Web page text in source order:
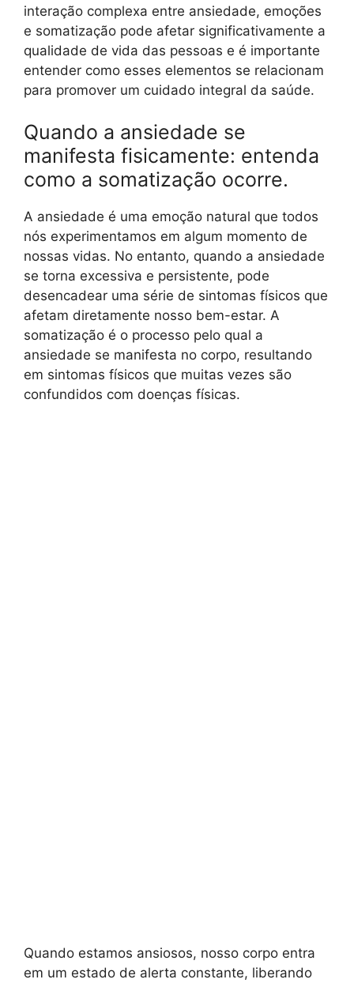
interação complexa entre ansiedade, emoções
e somatização pode afetar significativamente a
qualidade de vida das pessoas e é importante
entender como esses elementos se relacionam
para promover um cuidado integral da saúde.
Quando a ansiedade se
manifesta fisicamente: entenda
como a somatização ocorre.
A ansiedade é uma emoção natural que todos
nós experimentamos em algum momento de
nossas vidas. No entanto, quando a ansiedade
se torna excessiva e persistente, pode
desencadear uma série de sintomas físicos que
afetam diretamente nosso bem-estar. A
somatização é o processo pelo qual a
ansiedade se manifesta no corpo, resultando
em sintomas físicos que muitas vezes são
confundidos com doenças físicas.
Quando estamos ansiosos, nosso corpo entra
em um estado de alerta constante, liberando